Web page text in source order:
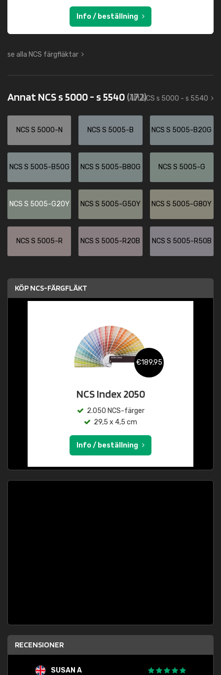
Info / beställning
se alla NCS färgfläktar
Annat NCS s 5000 - s 5540(172)
Allt NCS s 5000 - s 5540
NCS S 5000-N NCS S 5005-B NCS S 5005-B20G
NCS S 5005-B50G NCS S 5005-B80G NCS S 5005-G
NCS S 5005-G20Y NCS S 5005-G50Y NCS S 5005-G80Y
NCS S 5005-R NCS S 5005-R20B NCS S 5005-R50B
KÖP NCS-FÄRGFLÄKT
€189,95
NCS Index 2050
2.050 NCS-färger
29,5 x 4,5 cm
Info / beställning
RECENSIONER
SUSAN A